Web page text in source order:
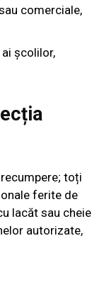
comerciale,
școlilor,
toți
ferite de
lacăt sau cheie
autorizate,